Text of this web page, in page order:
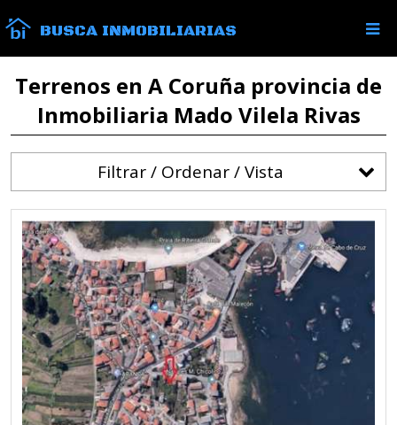
BUSCA INMOBILIARIAS
Terrenos en A Coruña provincia de
Inmobiliaria Mado Vilela Rivas
Filtrar / Ordenar / Vista